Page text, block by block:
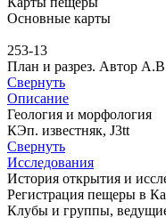
Основные карты
253-13
План и разрез. Автор
Свернуть
Описание
Геология и морфология
КЭп. известняк, J3tt
Свернуть
Исследования
История открытия и
Регистрация пещеры в
Клубы и группы,